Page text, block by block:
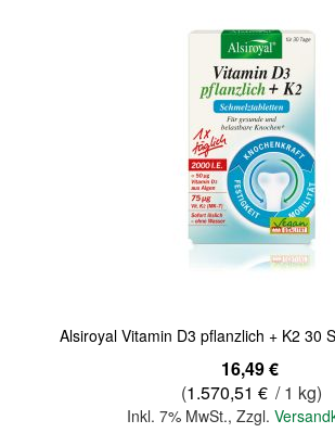
Alsiroyal Vitamin D3 pflanzlich + K2 30
16,49 €
(1.570,51 € / 1 kg)
Inkl. 7% MwSt.,Zzgl.